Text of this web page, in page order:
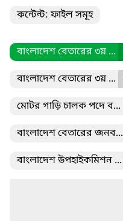
কন্টেন্ট: ফাইল সমূহ
বাংলাদেশ বেতারের ৩য় ...
বাংলাদেশ বেতারের ৩য় ...
মোটর গাড়ি চালক পদে ব...
বাংলাদেশ বেতারের জনব...
বাংলাদেশ উপহাইকমিশন ...